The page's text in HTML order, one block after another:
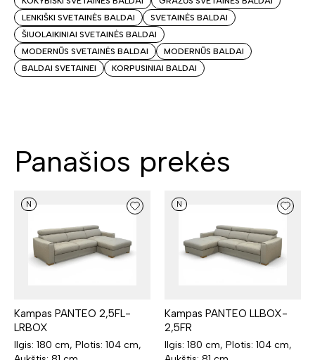
LENKIŠKI SVETAINĖS BALDAI
SVETAINĖS BALDAI
ŠIUOLAIKINIAI SVETAINĖS BALDAI
MODERNŪS SVETAINĖS BALDAI
MODERNŪS BALDAI
BALDAI SVETAINEI
KORPUSINIAI BALDAI
Panašios prekės
N
Kampas PANTEO 2,5FL-
LRBOX
Ilgis: 180 cm, Plotis: 104 cm,
N
Kampas PANTEO LLBOX-
2,5FR
Ilgis: 180 cm, Plotis: 104 cm,